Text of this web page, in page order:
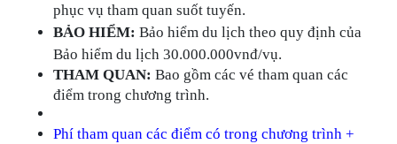
phục vụ tham quan suốt tuyến.
BẢO HIỂM: Bảo hiểm du lịch theo quy định của
Bảo hiểm du lịch 30.000.000vnđ/vụ.
THAM QUAN: Bao gồm các vé tham quan các
điểm trong chương trình.
Phí tham quan các điểm có trong chương trình +